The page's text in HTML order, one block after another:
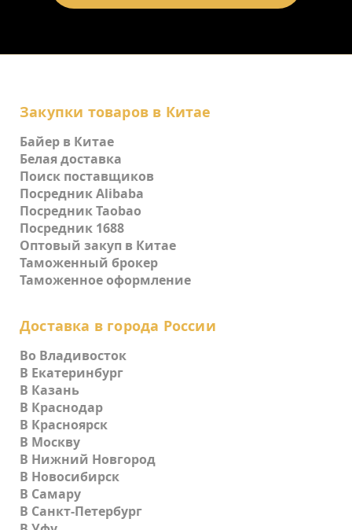
Закупки товаров в Китае
Байер в Китае
Белая доставка
Поиск поставщиков
Посредник Alibaba
Посредник Taobao
Посредник 1688
Оптовый закуп в Китае
Таможенный брокер
Таможенное оформление
Доставка в города России
Во Владивосток
В Екатеринбург
В Казань
В Краснодар
В Красноярск
В Москву
В Нижний Новгород
В Новосибирск
В Самару
В Санкт-Петербург